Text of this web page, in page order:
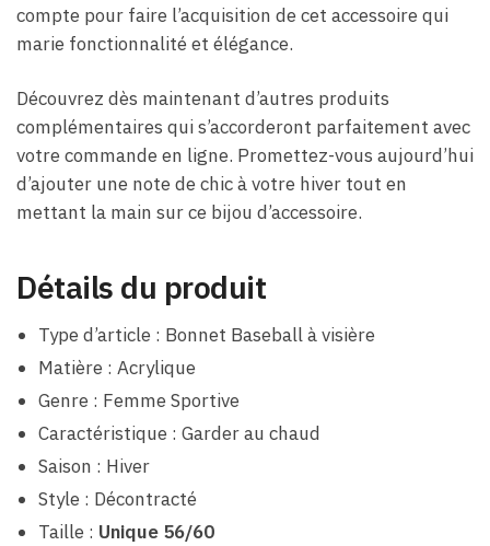
compte pour faire l’acquisition de cet accessoire qui
marie fonctionnalité et élégance.
Découvrez dès maintenant d’autres produits
complémentaires qui s’accorderont parfaitement avec
votre commande en ligne. Promettez-vous aujourd’hui
d’ajouter une note de chic à votre hiver tout en
mettant la main sur ce bijou d’accessoire.
Détails du produit
Type d’article : Bonnet Baseball à visière
Matière : Acrylique
Genre : Femme Sportive
Caractéristique : Garder au chaud
Saison : Hiver
Style : Décontracté
Taille : Unique 56/60